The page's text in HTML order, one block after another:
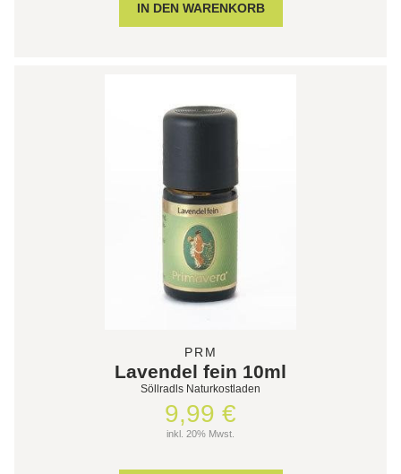
PRM
Lavendel fein 10ml
Söllradls Naturkostladen
9,99 €
inkl. 20% Mwst.